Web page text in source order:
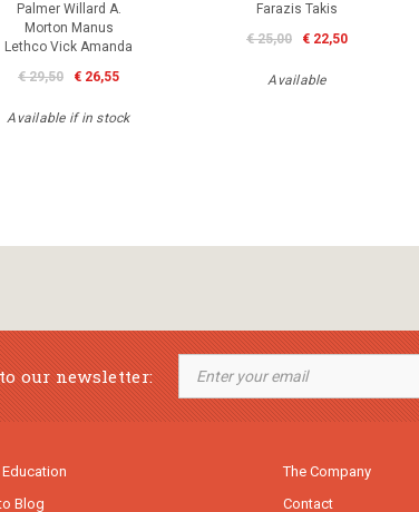
Palmer Willard A.
Morton Manus
Lethco Vick Amanda
€ 29,50
€ 26,55
Available if in stock
Farazis Takis
€ 25,00
€ 22,50
Available
our newsletter:
Blog
The Company
Contact